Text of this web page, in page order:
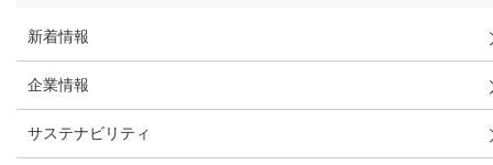
新着情報
企業情報
サステナビリティ